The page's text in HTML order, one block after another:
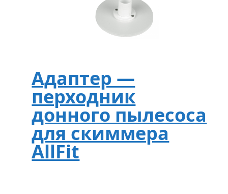
Адаптер —
перходник
донного пылесоса
для скиммера
AllFit